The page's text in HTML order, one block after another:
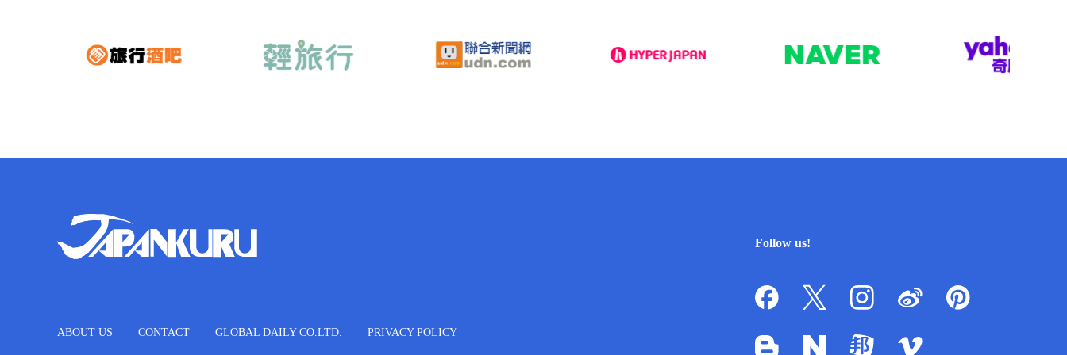
ABOUT US CONTACT GLOBAL DAILY CO.LTD. PRIVACY POLICY
Follow us!